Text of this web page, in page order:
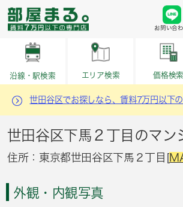
お問い合
沿線・駅検索 エリア検索 価格検索
世田谷区でお探しなら、賃料7万円以下
世田谷区下馬２丁目のマン
住所：東京都世田谷区下馬２丁目[
外観・内観写真